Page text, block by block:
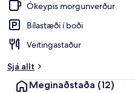
Ókeypis morgunverður
Bílastæði í boði
Veitingastaður
Sjá allt
Meginaðstaða (12)